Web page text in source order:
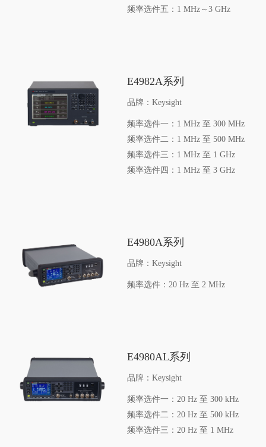
频率选件五：1 MHz～3 GHz
E4982A系列
品牌：Keysight
频率选件一：1 MHz 至 300 MHz
频率选件二：1 MHz 至 500 MHz
频率选件三：1 MHz 至 1 GHz
频率选件四：1 MHz 至 3 GHz
E4980A系列
品牌：Keysight
频率选件：20 Hz 至 2 MHz
E4980AL系列
品牌：Keysight
频率选件一：20 Hz 至 300 kHz
频率选件二：20 Hz 至 500 kHz
频率选件三：20 Hz 至 1 MHz